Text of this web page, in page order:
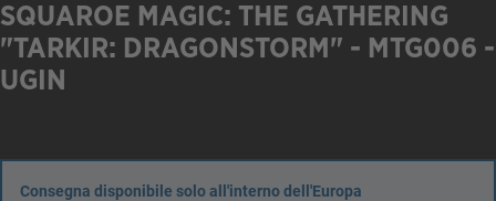
SQUAROE MAGIC: THE GATHERING
"TARKIR: DRAGONSTORM" - MTG006 -
UGIN
Consegna disponibile solo all'interno dell'Europa